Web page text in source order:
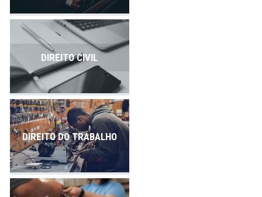
DIREITO CIVIL
DIREITO DO TRABALHO